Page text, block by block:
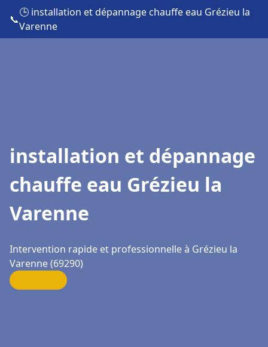
📞
🕒 installation et dépannage chauffe eau Grézieu la
Varenne
installation et dépannage
chauffe eau Grézieu la
Varenne
Intervention rapide et professionnelle à Grézieu la
Varenne (69290)